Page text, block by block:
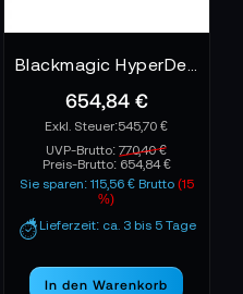
654,84 €
545,70 €
UVP-Brutto:770,40 €
Preis-Brutto: 654,84 €
Sie sparen: 115,56 € Brutto (15
%)
Lieferzeit: ca. 3 bis 5 Tage
In den Warenkorb